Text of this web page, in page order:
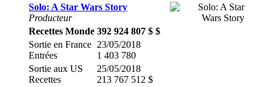
Solo: A Star Wars Story
Producteur
Recettes Monde 392 924 807 $ $
Sortie en France
Entrées
23/05/2018
1 403 780
Sortie aux US
Recettes
25/05/2018
213 767 512 $